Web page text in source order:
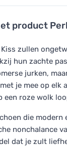
product
Kiss zullen
hun zachte
jurken,
je mee op elk
een roze wolk
die modern
nonchalance
dat je zult